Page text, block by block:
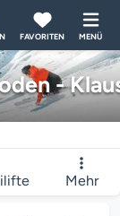
FAVORITEN MENÜ
-
Mehr